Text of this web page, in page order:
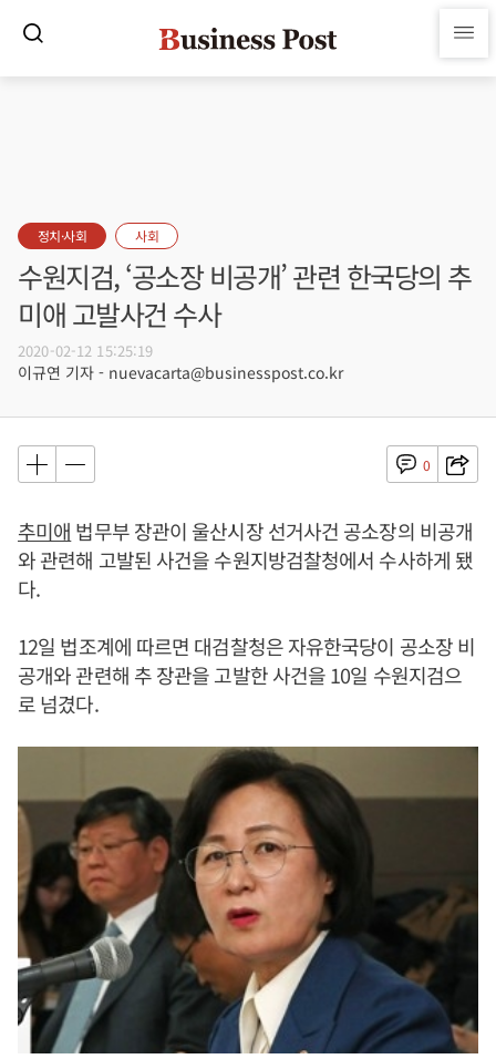
정치·사회 사회
수원지검, ‘공소장 비공개’ 관련 한국당의 추
미애 고발사건 수사
2020-02-12 15:25:19
이규연 기자 - nuevacarta@businesspost.co.kr
0
추미애 법무부 장관이 울산시장 선거사건 공소장의 비공개
와 관련해 고발된 사건을 수원지방검찰청에서 수사하게 됐
다.
12일 법조계에 따르면 대검찰청은 자유한국당이 공소장 비
공개와 관련해 추 장관을 고발한 사건을 10일 수원지검으
로 넘겼다.